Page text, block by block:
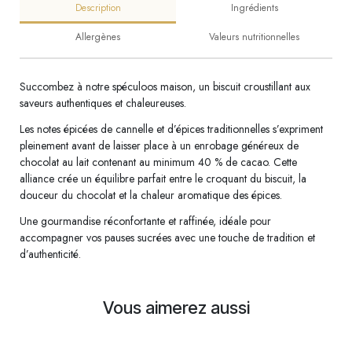
Description Ingrédients
Allergènes Valeurs nutritionnelles
Succombez à notre spéculoos maison, un biscuit croustillant aux
saveurs authentiques et chaleureuses.
Les notes épicées de cannelle et d’épices traditionnelles s’expriment
pleinement avant de laisser place à un enrobage généreux de
chocolat au lait contenant au minimum 40 % de cacao. Cette
alliance crée un équilibre parfait entre le croquant du biscuit, la
douceur du chocolat et la chaleur aromatique des épices.
Une gourmandise réconfortante et raffinée, idéale pour
accompagner vos pauses sucrées avec une touche de tradition et
d’authenticité.
Vous aimerez aussi